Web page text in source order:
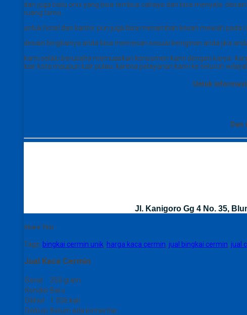
dan juga batu onix yang bisa tembus cahaya dan bisa menyala.
ruang tamu.
untuk hotel dan kantor pun juga bisa menambah kesan mewah pada
desain bingkainya anda bisa memesan sesuai keinginan anda jika
kami selalu berusaha memuaskan konsumen kami dengan karya-
luar kota maupun luar pulau. karena pelayanan kami ke seluruh
Untuk
Dan
Jl. Kanigoro Gg 4 No. 35,
Share This :
Tags: bingkai cermin unik, harga kaca cermin, jual bingkai cermin, jual
Jual Kaca Cermin
Berat
250 gram
Kondisi Baru
Dilihat
1.336 kali
Diskusi Belum ada komentar